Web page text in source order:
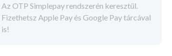
Az OTP Simplepay rendszerén keresztül.
Fizethetsz Apple Pay és Google Pay tárcával
is!